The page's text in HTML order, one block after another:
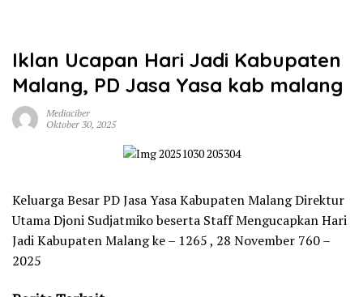
Iklan Ucapan Hari Jadi Kabupaten
Malang, PD Jasa Yasa kab malang
Mediaciber
Oktober 30, 2025
Keluarga Besar PD Jasa Yasa Kabupaten Malang Direktur
Utama Djoni Sudjatmiko beserta Staff Mengucapkan Hari
Jadi Kabupaten Malang ke – 1265 , 28 November 760 –
2025